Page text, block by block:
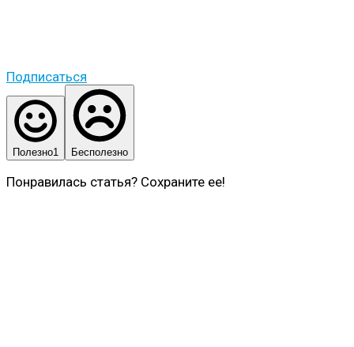
Подписаться
Полезно1 Бесполезно
Понравилась статья? Сохраните ее!